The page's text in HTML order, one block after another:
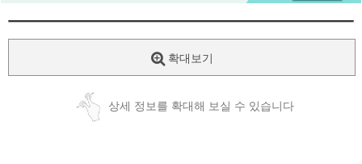
확대보기
상세 정보를 확대해 보실 수 있습니다